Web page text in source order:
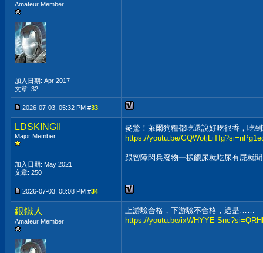
Amateur Member
加入日期: Apr 2017
文章: 32
2026-07-03, 05:32 PM #33
LDSKINGII
Major Member
加入日期: May 2021
文章: 250
麥驚！萊爾狗糧都吃還說好吃很香，吃
https://youtu.be/
跟智障閃兵廢物一樣餵屎就吃屎有屁就
2026-07-03, 08:08 PM #34
銀鐵人
Amateur Member
上游驗合格，下游驗不合格，這是……
https://youtu.be/ixWHYYE-